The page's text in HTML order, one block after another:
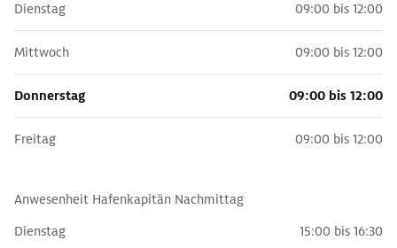
Dienstag 09:00 bis 12:00
Mittwoch 09:00 bis 12:00
Donnerstag 09:00 bis 12:00
Freitag 09:00 bis 12:00
Anwesenheit Hafenkapitän Nachmittag
Dienstag
15:00 bis 16:30